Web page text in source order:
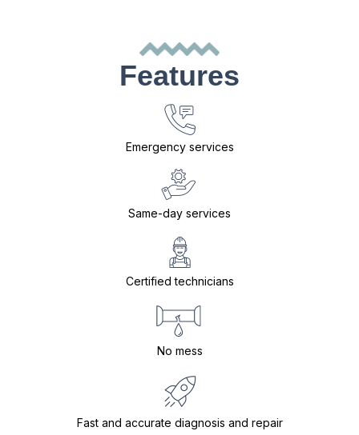
Features
Emergency services
Same-day services
Certified technicians
No mess
Fast and accurate diagnosis and repair